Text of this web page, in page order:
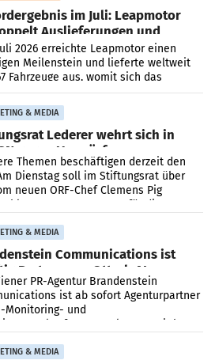
im Juli: Leapmotor
Auslieferungen und
die 100.000er-Marke
2026 erreichte Leapmotor einen
Meilenstein und lieferte weltweit
Fahrzeuge aus, womit sich das
gegenüber Juli 2025 mehr als
(+102
& MEDIA
Lederer wehrt sich in
gegen Vorwürfe
Themen beschäftigen derzeit den
Dienstag soll im Stiftungsrat über
neuen ORF-Chef Clemens Pig
Besetzungen für die
& MEDIA
Communications ist
Partner von OtterlyAI
PR-Agentur Brandenstein
ist ab sofort Agenturpartner
Monitoring- und
OtterlyAI. Damit baut
& MEDIA